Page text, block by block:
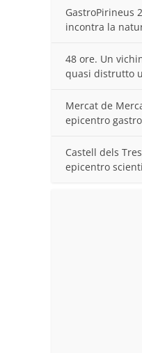
GastroPirineus
incontra la
48 ore. Un
quasi distrutto
Mercat de
epicentro
Castell dels
epicentro